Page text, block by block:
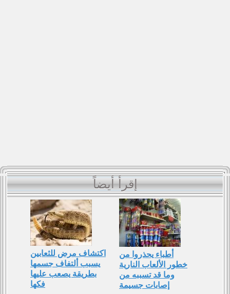
إقرأ أيضاً
اكتشاف مرض للثعابين
يسبب ألتفاف جسمها
بطريقة يصعب عليها
فكها
أطباء يحذروا من
خطور اﻷلعاب النارية
وما قد تسببه من
إصابات جسيمة